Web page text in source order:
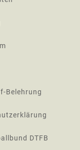
Belehrung
DTFB